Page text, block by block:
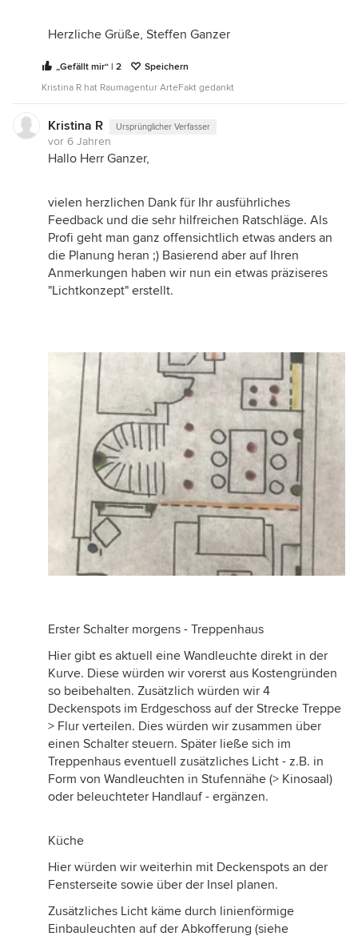
Herzliche Grüße, Steffen Ganzer
„Gefällt mir“ | 2
Speichern
Kristina R hat Raumagentur ArteFakt gedankt
Kristina R Ursprünglicher Verfasser
vor 6 Jahren
Hallo Herr Ganzer,
vielen herzlichen Dank für Ihr ausführliches
Feedback und die sehr hilfreichen Ratschläge. Als
Profi geht man ganz offensichtlich etwas anders an
die Planung heran ;) Basierend aber auf Ihren
Anmerkungen haben wir nun ein etwas präziseres
"Lichtkonzept" erstellt.
Erster Schalter morgens - Treppenhaus
Hier gibt es aktuell eine Wandleuchte direkt in der
Kurve. Diese würden wir vorerst aus Kostengründen
so beibehalten. Zusätzlich würden wir 4
Deckenspots im Erdgeschoss auf der Strecke Treppe
> Flur verteilen. Dies würden wir zusammen über
einen Schalter steuern. Später ließe sich im
Treppenhaus eventuell zusätzliches Licht - z.B. in
Form von Wandleuchten in Stufennähe (> Kinosaal)
oder beleuchteter Handlauf - ergänzen.
Küche
Hier würden wir weiterhin mit Deckenspots an der
Fensterseite sowie über der Insel planen.
Zusätzliches Licht käme durch linienförmige
Einbauleuchten auf der Abkofferung (siehe